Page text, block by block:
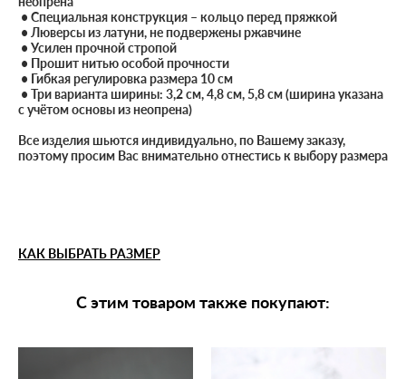
• Специальная конструкция – кольцо перед пряжкой
• Люверсы из латуни, не подвержены ржавчине
• Усилен прочной стропой
• Прошит нитью особой прочности
• Гибкая регулировка размера 10 см
• Три варианта ширины: 3,2 см, 4,8 см, 5,8 см (ширина указана
с учётом основы из неопрена)
Все изделия шьются индивидуально, по Вашему заказу,
поэтому просим Вас внимательно отнестись к выбору размера
КАК ВЫБРАТЬ РАЗМЕР
С этим товаром также покупают: